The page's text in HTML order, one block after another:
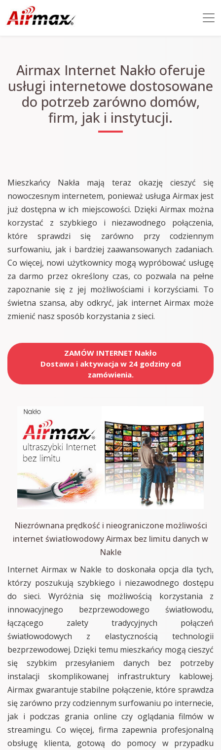
Airmax Internet Nakło oferuje
usługi internetowe dostosowane
do potrzeb zarówno domów,
firm, jak i instytucji.
Mieszkańcy Nakła mają teraz okazję cieszyć się
nowoczesnym internetem, ponieważ usługa Airmax jest
już dostępna w ich miejscowości. Dzięki Airmax można
korzystać z szybkiego i niezawodnego połączenia,
które sprawdzi się zarówno przy codziennym
surfowaniu, jak i bardziej zaawansowanych zadaniach.
Co więcej, nowi użytkownicy mogą wypróbować usługę
za darmo przez określony czas, co pozwala na pełne
zapoznanie się z jej możliwościami i korzyściami. To
świetna szansa, aby odkryć, jak internet Airmax może
zmienić nasz sposób korzystania z sieci.
ZAMÓW INTERNET Nakło
Dostawa i aktywacja w 24 godziny od
zamówienia.
Niezrównana prędkość i nieograniczone możliwości
internet światłowodowy Airmax bez limitu danych w
Nakle
Internet Airmax w Nakle to doskonała opcja dla tych,
którzy poszukują szybkiego i niezawodnego dostępu
do sieci. Wyróżnia się możliwością korzystania z
innowacyjnego bezprzewodowego światłowodu,
łączącego zalety tradycyjnych połączeń
światłowodowych z elastycznością technologii
bezprzewodowej. Dzięki temu mieszkańcy mogą cieszyć
się szybkim przesyłaniem danych bez potrzeby
instalacji skomplikowanej infrastruktury kablowej.
Airmax gwarantuje stabilne połączenie, które sprawdza
się zarówno przy codziennym surfowaniu po internecie,
jak i podczas grania online czy oglądania filmów w
streamingu. Co więcej, firma zapewnia profesjonalną
obsługę klienta, gotową do pomocy w przypadku